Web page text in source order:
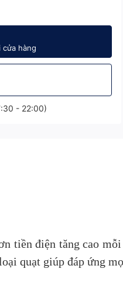
trắng - T màu trắng
cửa hàng
- 22:00)
tiền điện tăng cao
quạt giúp đáp ứng